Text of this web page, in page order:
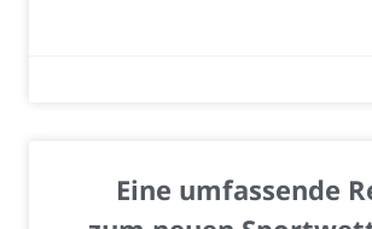
Eine umfassende